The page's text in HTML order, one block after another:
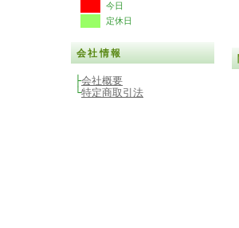
今日
定休日
会社情報
├会社概要
└特定商取引法